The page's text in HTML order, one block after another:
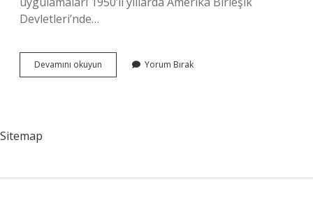
Devletleri’nde…
Devamını okuyun
Ayrımcılık
Yorum Bırak
Sitemap